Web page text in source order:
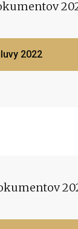
2022